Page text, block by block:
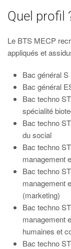
Quel profil
Le BTS MECP
appliqués et
Bac général
Bac général
Bac techno
spécialité
Bac techno
du social
Bac techno
management
Bac techno
management
(marketing)
Bac techno
management
humaines et
Bac techno